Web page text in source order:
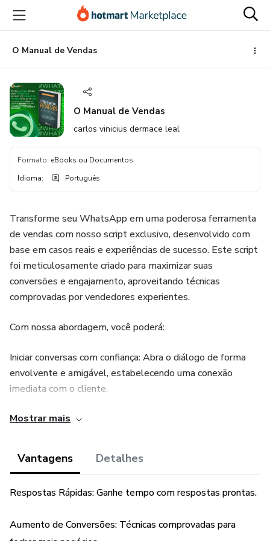
para
conteúdo
principal
para
pagamento
para
rodapéO Manual de Vendas
O Manual de Vendas
carlos vinicius dermace leal
Formato: eBooks ou Documentos
Idioma: Português
Transforme seu WhatsApp em uma poderosa ferramenta
de vendas com nosso script exclusivo, desenvolvido com
base em casos reais e experiências de sucesso. Este script
foi meticulosamente criado para maximizar suas
conversões e engajamento, aproveitando técnicas
comprovadas por vendedores experientes.
Com nossa abordagem, você poderá:
Iniciar conversas com confiança: Abra o diálogo de forma
envolvente e amigável, estabelecendo uma conexão
imediata com o cliente.
Respostas rápidas e eficazes: Tenha à mão respostas
e engajado com mensagens de acompanhamento
Mostrar mais
Vantagens Detalhes
Respostas Rápidas: Ganhe tempo com respostas prontas.
Aumento de Conversões: Técnicas comprovadas para